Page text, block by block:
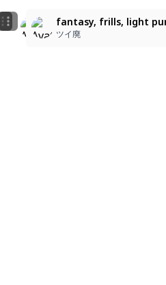
豆腐
masterpiece,best
cid-02
fantasy, frills, light
ツイ廃